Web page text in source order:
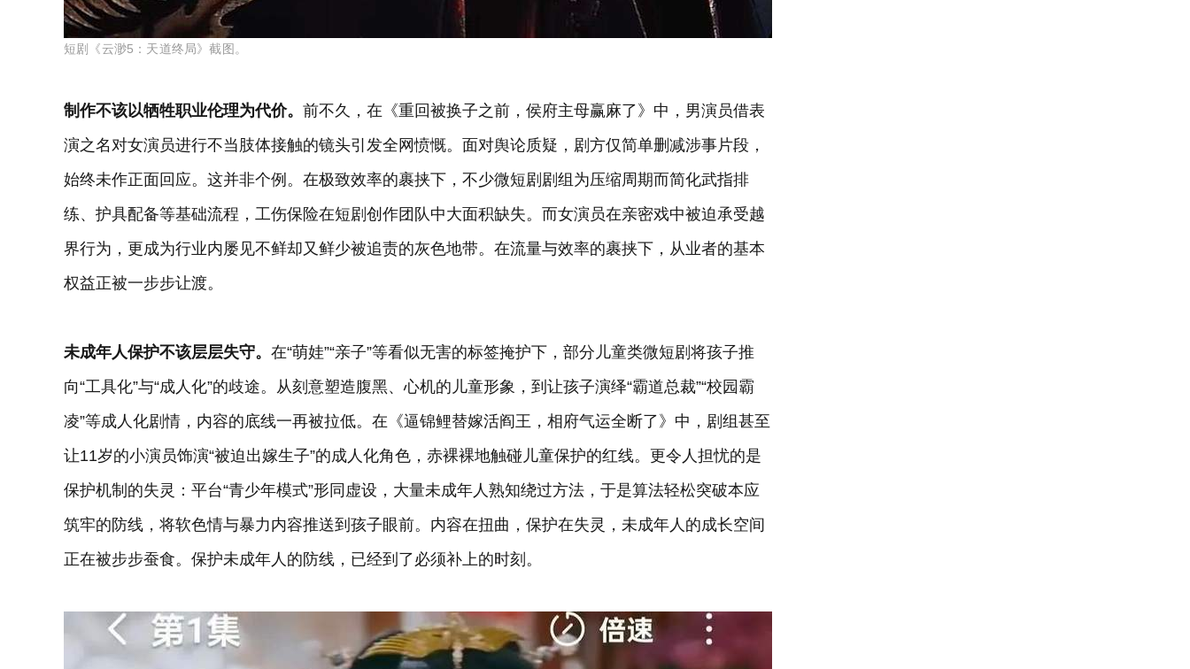
短剧《云渺5：天道终局》截图。
制作不该以牺牲职业伦理为代价。 前不久，在《重回被换子之前，侯府主母赢麻了》中，男演员借表
演之名对女演员进行不当肢体接触的镜头引发全网愤慨。面对舆论质疑，剧方仅简单删减涉事片段，
始终未作正面回应。这并非个例。在极致效率的裹挟下，不少微短剧剧组为压缩周期而简化武指排
练、护具配备等基础流程，工伤保险在短剧创作团队中大面积缺失。而女演员在亲密戏中被迫承受越
界行为，更成为行业内屡见不鲜却又鲜少被追责的灰色地带。在流量与效率的裹挟下，从业者的基本
权益正被一步步让渡。
未成年人保护不该层层失守。 在“萌娃”“亲子”等看似无害的标签掩护下，部分儿童类微短剧将孩子推
向“工具化”与“成人化”的歧途。从刻意塑造腹黑、心机的儿童形象，到让孩子演绎“霸道总裁”“校园霸
凌”等成人化剧情，内容的底线一再被拉低。在《逼锦鲤替嫁活阎王，相府气运全断了》中，剧组甚至
让11岁的小演员饰演“被迫出嫁生子”的成人化角色，赤裸裸地触碰儿童保护的红线。更令人担忧的是
保护机制的失灵：平台“青少年模式”形同虚设，大量未成年人熟知绕过方法，于是算法轻松突破本应
筑牢的防线，将软色情与暴力内容推送到孩子眼前。内容在扭曲，保护在失灵，未成年人的成长空间
正在被步步蚕食。保护未成年人的防线，已经到了必须补上的时刻。